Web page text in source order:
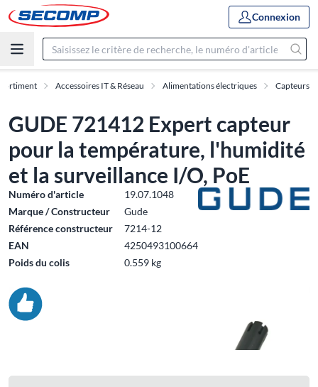
Connexion
Accessoires IT & Réseau Alimentations électriques Capteurs
GUDE 721412 Expert capteur
pour la température, l'humidité
et la surveillance I/O, PoE
Numéro d'article
19.07.1048
Marque / Constructeur
Gude
Référence constructeur
7214-12
EAN
4250493100664
Poids du colis
0.559 kg